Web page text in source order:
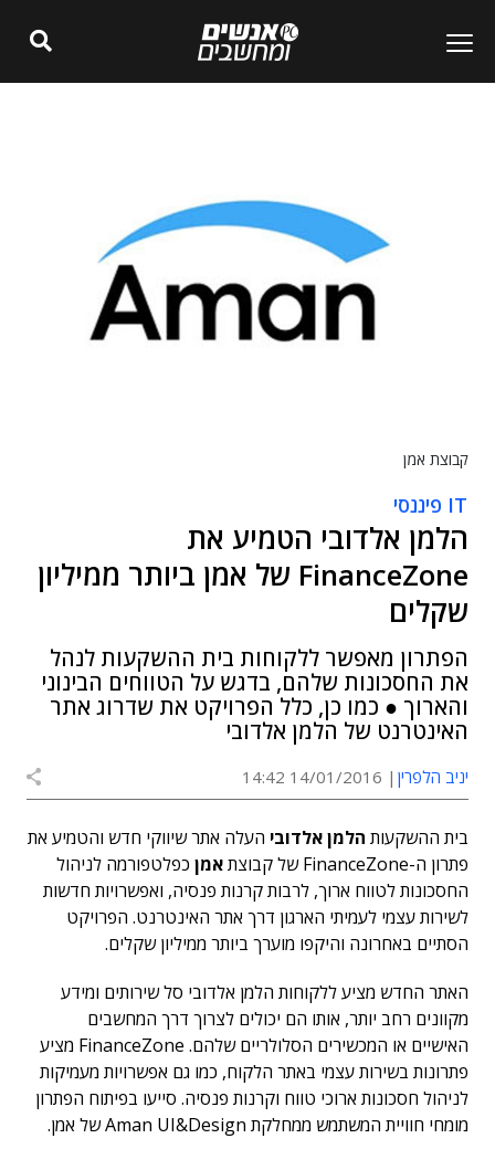
קבוצת אמן
IT פיננסי
הלמן אלדובי הטמיע את
FinanceZone של אמן ביותר ממיליון
שקלים
הפתרון מאפשר ללקוחות בית ההשקעות לנהל
את החסכונות שלהם, בדגש על הטווחים הבינוני
והארוך ● כמו כן, כלל הפרויקט את שדרוג אתר
האינטרנט של הלמן אלדובי
יניב הלפרין 14/01/2016 14:42
בית ההשקעות הלמן אלדובי העלה אתר שיווקי חדש והטמיע את
פתרון ה-FinanceZone של קבוצת
אמן כפלטפורמה לניהול
החסכונות לטווח ארוך, לרבות קרנות פנסיה, ואפשרויות חדשות
לשירות עצמי לעמיתי הארגון דרך אתר האינטרנט. הפרויקט
הסתיים באחרונה והיקפו מוערך ביותר ממיליון שקלים.
האתר החדש מציע ללקוחות הלמן אלדובי סל שירותים ומידע
מקוונים רחב יותר, אותו הם יכולים לצרוך דרך המחשבים
האישיים או המכשירים הסלולריים שלהם. FinanceZone מציע
פתרונות בשירות עצמי באתר הלקוח, כמו גם אפשרויות מעמיקות
לניהול חסכונות ארוכי טווח וקרנות פנסיה. סייעו בפיתוח הפתרון
מומחי חוויית המשתמש ממחלקת Aman UI&Design של אמן.